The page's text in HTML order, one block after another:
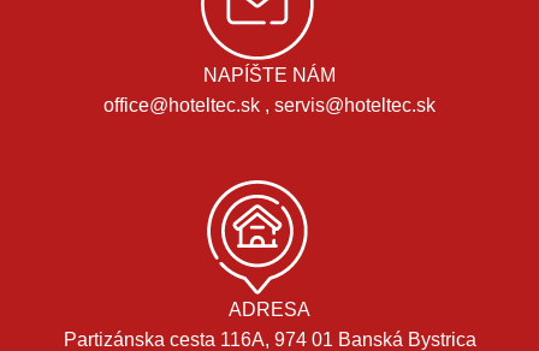
NAPÍŠTE NÁM
office@hoteltec.sk , servis@hoteltec.sk
ADRESA
Partizánska cesta 116A, 974 01 Banská Bystrica